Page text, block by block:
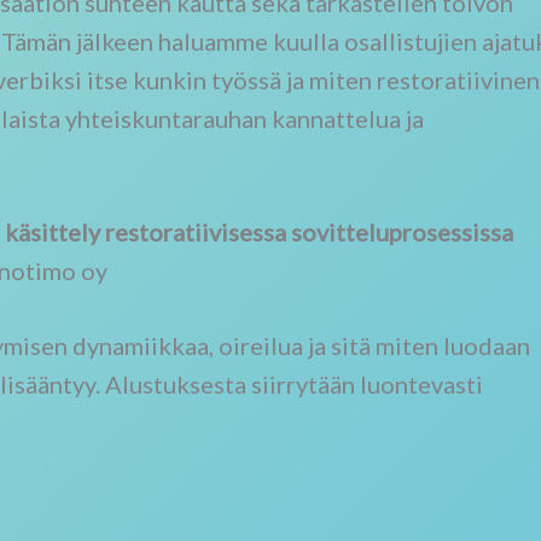
jälkeen haluamme kuulla osallistujien
itse kunkin työssä ja miten restoratiivinen
yhteiskuntarauhan kannattelua ja
restoratiivisessa sovitteluprosessissa
oy
dynamiikkaa, oireilua ja sitä miten luodaan
Alustuksesta siirrytään luontevasti